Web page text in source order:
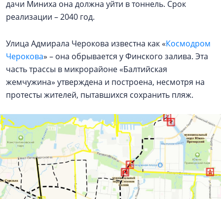
дачи Миниха она должна уйти в тоннель. Срок
реализации – 2040 год.
Улица Адмирала Черокова известна как «Космодром
Черокова» – она обрывается у Финского залива. Эта
часть трассы в микрорайоне «Балтийская
жемчужина» утверждена и построена, несмотря на
протесты жителей, пытавшихся сохранить пляж.